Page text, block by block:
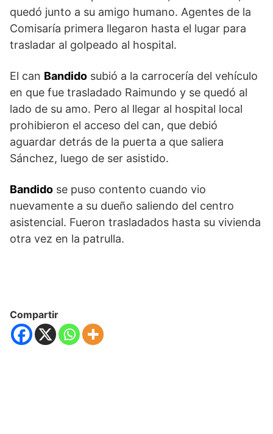
quedó junto a su amigo humano. Agentes de la
Comisaría primera llegaron hasta el lugar para
trasladar al golpeado al hospital.
El can Bandido subió a la carrocería del vehículo
en que fue trasladado Raimundo y se quedó al
lado de su amo. Pero al llegar al hospital local
prohibieron el acceso del can, que debió
aguardar detrás de la puerta a que saliera
Sánchez, luego de ser asistido.
Bandido se puso contento cuando vio
nuevamente a su dueño saliendo del centro
asistencial. Fueron trasladados hasta su vivienda
otra vez en la patrulla.
Compartir